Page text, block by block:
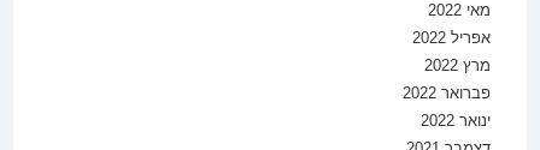
מאי 2022
אפריל 2022
מרץ 2022
פברואר 2022
ינואר 2022